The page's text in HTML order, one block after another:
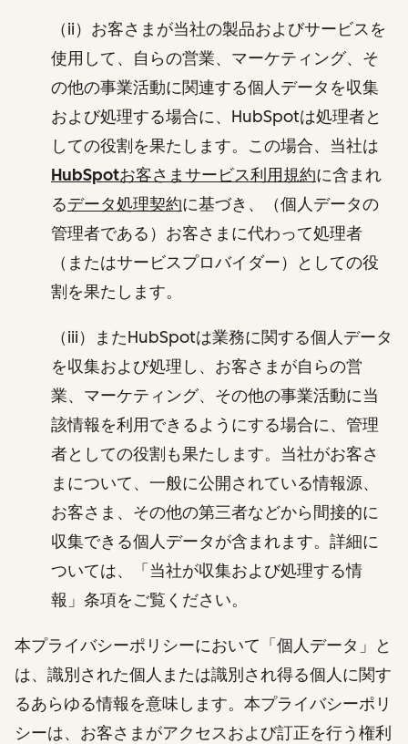
（ii）お客さまが当社の製品およびサービスを
使用して、自らの営業、マーケティング、そ
の他の事業活動に関連する個人データを収集
および処理する場合に、HubSpotは処理者と
しての役割を果たします。この場合、当社は
HubSpotお客さまサービス利用規約に含まれ
るデータ処理契約に基づき、（個人データの
管理者である）お客さまに代わって処理者
（またはサービスプロバイダー）としての役
割を果たします。
（iii）またHubSpotは業務に関する個人データ
を収集および処理し、お客さまが自らの営
業、マーケティング、その他の事業活動に当
該情報を利用できるようにする場合に、管理
者としての役割も果たします。当社がお客さ
まについて、一般に公開されている情報源、
お客さま、その他の第三者などから間接的に
収集できる個人データが含まれます。詳細に
ついては、「当社が収集および処理する情
報」条項をご覧ください。
本プライバシーポリシーにおいて「個人データ」と
は、識別された個人または識別され得る個人に関す
るあらゆる情報を意味します。本プライバシーポリ
シーは、お客さまがアクセスおよび訂正を行う権利